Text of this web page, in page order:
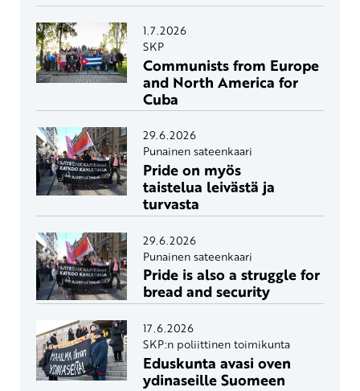
1.7.2026
SKP
Communists from Europe
and North America for
Cuba
29.6.2026
Punainen sateenkaari
Pride on myös
taistelua leivästä ja
turvasta
29.6.2026
Punainen sateenkaari
Pride is also a struggle for
bread and security
17.6.2026
SKP:n poliittinen toimikunta
Eduskunta avasi oven
ydinaseille Suomeen